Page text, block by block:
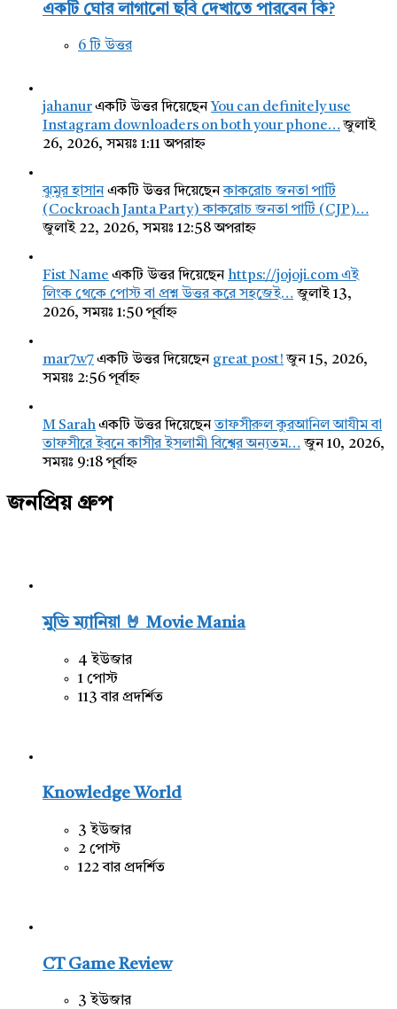
একটি ঘোর লাগানো ছবি দেখাতে পারবেন কি?
6 টি উত্তর
jahanurএকটি উত্তর দিয়েছেন You can definitely use
Instagram downloaders on both your phone… জুলাই
26, 2026, সময়ঃ 1:11 অপরাহ্ন
ঝুমুর হাসানএকটি উত্তর দিয়েছেনকাকরোচ জনতা পার্টি
(Cockroach Janta Party) কাকরোচ জনতা পার্টি (CJP)…
জুলাই 22, 2026, সময়ঃ 12:58 অপরাহ্ন
Fist Name একটি উত্তর দিয়েছেন https://jojoji.com এই
লিংক থেকে পোস্ট বা প্রশ্ন উত্তর করে সহজেই… জুলাই 13,
2026, সময়ঃ 1:50 পূর্বাহ্ন
mar7w7একটি উত্তর দিয়েছেন great post! জুন 15, 2026,
সময়ঃ 2:56 পূর্বাহ্ন
M Sarahএকটি উত্তর দিয়েছেনতাফসীরুল কুরআনিল আযীম বা
তাফসীরে ইবনে কাসীর ইসলামী বিশ্বের অন্যতম… জুন 10, 2026,
সময়ঃ 9:18 পূর্বাহ্ন
জনপ্রিয় গ্রুপ
মুভি ম্যানিয়া 🤘 Movie Mania
4 ইউজার
1 পোস্ট
113 বার প্রদর্শিত
Knowledge World
3 ইউজার
2 পোস্ট
122 বার প্রদর্শিত
CT Game Review
3 ইউজার